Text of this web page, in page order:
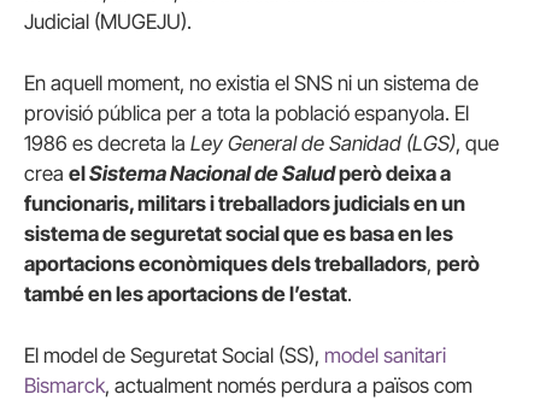
Judicial (MUGEJU).
En aquell moment, no existia el SNS ni un sistema de
provisió pública per a tota la població espanyola. El
1986 es decreta la Ley General de Sanidad (LGS), que
crea elSistema Nacional de Saludperò deixa a
funcionaris, militars i treballadors judicials en un
sistema de seguretat social que es basa en les
aportacions econòmiques dels treballadors, però
també en les aportacions de l’estat.
El model de Seguretat Social (SS), model sanitari
Bismarck, actualment només perdura a països com